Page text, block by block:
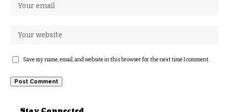
Save my name, email, and website in this browser for the next time I comment.